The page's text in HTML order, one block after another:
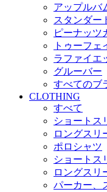
アップルバ
スタンダー
ピーナッツ
トゥーフ
ラファイエ
グルーバー
すべてのブ
CLOTHING
すべて
ショートス
ロングスリ
ポロシャツ
ショートス
ロングスリ
パーカー、